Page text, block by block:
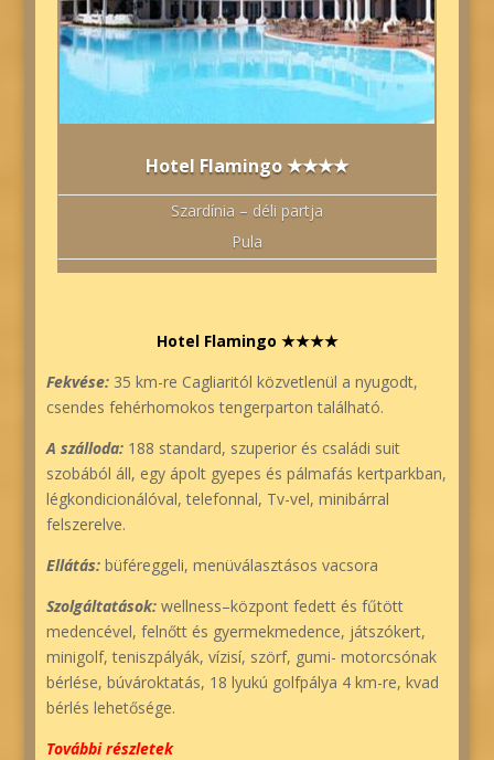
Hotel Flamingo ★★★★
Szardínia – déli partja
Pula
Hotel Flamingo ★★★★
Fekvése: 35 km-re Cagliaritól közvetlenül a nyugodt,
csendes fehérhomokos tengerparton található.
A szálloda: 188 standard, szuperior és családi suit
szobából áll, egy ápolt gyepes és pálmafás kertparkban,
légkondicionálóval, telefonnal, Tv-vel, minibárral
felszerelve.
Ellátás: büféreggeli, menüválasztásos vacsora
Szolgáltatások: wellness–központ fedett és fűtött
medencével, felnőtt és gyermekmedence, játszókert,
minigolf, teniszpályák, vízisí, szörf, gumi- motorcsónak
bérlése, búvároktatás, 18 lyukú golfpálya 4 km-re, kvad
bérlés lehetősége.
További részletek